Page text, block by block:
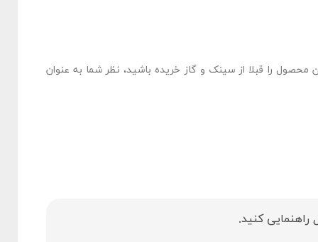
محصول را قبلا از سینک و گاز خریده باشید، نظر شما به عنوان
راهنمایی کنید.